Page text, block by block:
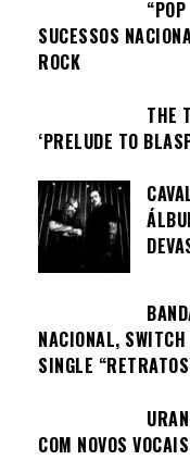
SUCESSOS
ROCK
THE
‘PRELUDE TO
NACIONAL,
SINGLE
COM NOVOS VOCAIS